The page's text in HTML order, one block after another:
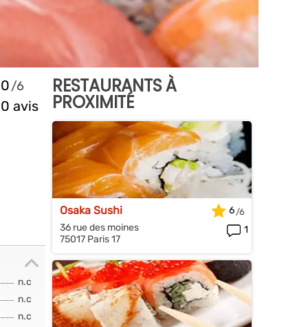
0
0 avis
n.c
n.c
n.c
RESTAURANTS À
PROXIMITÉ
Osaka Sushi
36 rue des moines
75017 Paris 17
6
1